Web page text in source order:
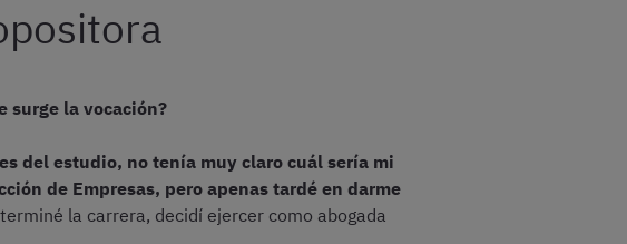
surge la vocación?
del estudio, no tenía muy claro cuál sería mi
de Empresas, pero apenas tardé en darme
la carrera, decidí ejercer como abogada